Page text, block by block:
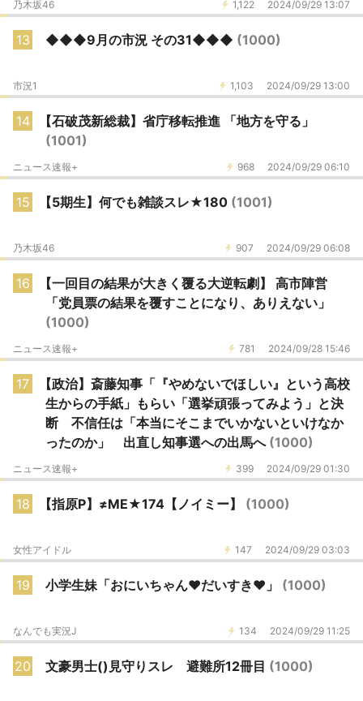
1,122 2024/09/29 13:07
乃木坂46
13 ◆◆◆9月の市況 その31◆◆◆ (1000)
1,103 2024/09/29 13:00
市況1
14
【石破茂新総裁】省庁移転推進 「地方を守る」
(1001)
968 2024/09/29 06:10
ニュース速報+
15 【5期生】何でも雑談スレ★180 (1001)
907 2024/09/29 06:08
乃木坂46
16
【一回目の結果が大きく覆る大逆転劇】 高市陣営
「党員票の結果を覆すことになり、ありえない」
(1000)
781 2024/09/28 15:46
ニュース速報+
17
【政治】斎藤知事「『やめないでほしい』という高校
生からの手紙」もらい「選挙頑張ってみよう」と決
断 不信任は「本当にそこまでいかないといけなか
ったのか」 出直し知事選への出馬へ (1000)
399 2024/09/29 01:30
ニュース速報+
18 【指原P】≠ME★174【ノイミー】 (1000)
147 2024/09/29 03:03
女性アイドル
19 小学生妹「おにいちゃん♥️だいすき♥️」 (1000)
134 2024/09/29 11:25
なんでも実況J
20 文豪男士()見守りスレ 避難所12冊目 (1000)